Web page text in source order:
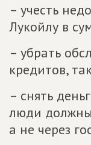
– учесть
Лукойлу в
– убрать
кредитов,
– снять
люди должны
а не через